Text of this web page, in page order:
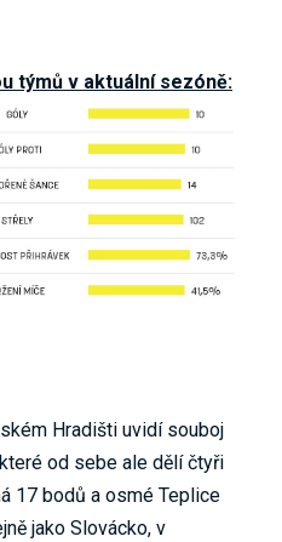
týmů v aktuální sezóně:
Hradišti uvidí souboj
od sebe ale dělí čtyři
17 bodů a osmé Teplice
jako Slovácko, v